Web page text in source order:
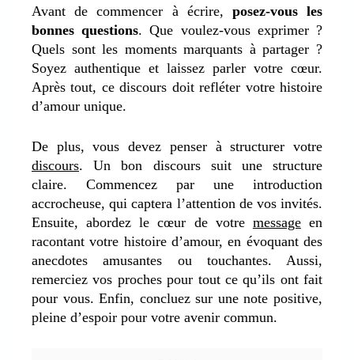
Avant de commencer à écrire, posez-vous les
bonnes questions. Que voulez-vous exprimer ?
Quels sont les moments marquants à partager ?
Soyez authentique et laissez parler votre cœur.
Après tout, ce discours doit refléter votre histoire
d’amour unique.
De plus, vous devez penser à structurer votre
discours. Un bon discours suit une structure
claire. Commencez par une introduction
accrocheuse, qui captera l’attention de vos invités.
Ensuite, abordez le cœur de votre messageen
racontant votre histoire d’amour, en évoquant des
anecdotes amusantes ou touchantes. Aussi,
remerciez vos proches pour tout ce qu’ils ont fait
pour vous. Enfin, concluez sur une note positive,
pleine d’espoir pour votre avenir commun.